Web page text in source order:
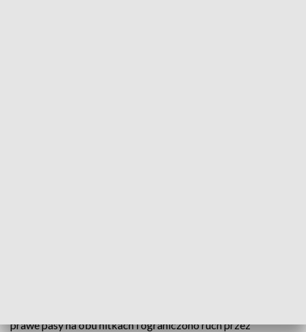
prawe pasy na obu nitkach i ograniczono ruch przez